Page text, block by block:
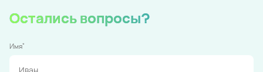
Остались вопросы?
Имя*